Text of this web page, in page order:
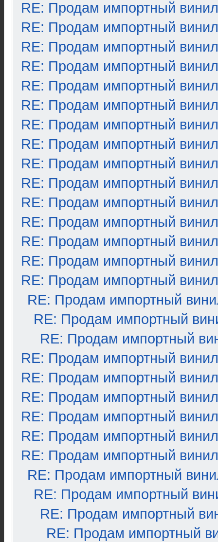
RE: Продам импортный винил
RE: Продам импортный винил
RE: Продам импортный винил
RE: Продам импортный винил
RE: Продам импортный винил
RE: Продам импортный винил
RE: Продам импортный винил
RE: Продам импортный винил
RE: Продам импортный винил
RE: Продам импортный винил
RE: Продам импортный винил
RE: Продам импортный винил
RE: Продам импортный винил
RE: Продам импортный винил
RE: Продам импортный винил
RE: Продам импортный
RE: Продам импортный
RE: Продам импортный
RE: Продам импортный винил
RE: Продам импортный винил
RE: Продам импортный винил
RE: Продам импортный винил
RE: Продам импортный винил
RE: Продам импортный винил
RE: Продам импортный
RE: Продам импортный
RE: Продам импортный
RE: Продам импортный